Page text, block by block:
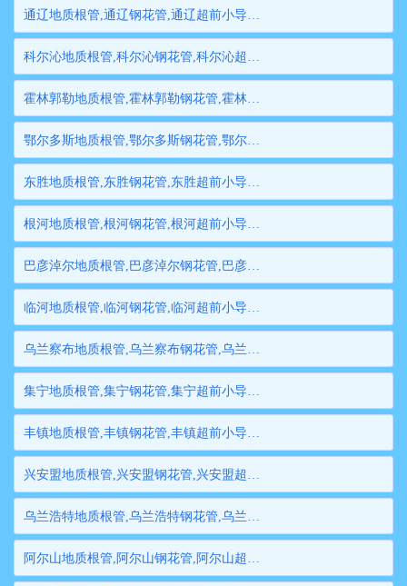
通辽地质根管,通辽钢花管,通辽超前小导管,通辽边坡支护管,通辽钢管桩,通辽隧道注浆管,通辽管棚管
科尔沁地质根管,科尔沁钢花管,科尔沁超前小导管,科尔沁边坡支护管,科尔沁钢管桩,科尔沁隧道注浆管,科尔沁管棚管
霍林郭勒地质根管,霍林郭勒钢花管,霍林郭勒超前小导管,霍林郭勒边坡支护管,霍林郭勒钢管桩,霍林郭勒隧道注浆管,霍林郭勒管棚管
鄂尔多斯地质根管,鄂尔多斯钢花管,鄂尔多斯超前小导管,鄂尔多斯边坡支护管,鄂尔多斯钢管桩,鄂尔多斯隧道注浆管,鄂尔多斯管棚管
东胜地质根管,东胜钢花管,东胜超前小导管,东胜边坡支护管,东胜钢管桩,东胜隧道注浆管,东胜管棚管
根河地质根管,根河钢花管,根河超前小导管,根河边坡支护管,根河钢管桩,根河隧道注浆管,根河管棚管
巴彦淖尔地质根管,巴彦淖尔钢花管,巴彦淖尔超前小导管,巴彦淖尔边坡支护管,巴彦淖尔钢管桩,巴彦淖尔隧道注浆管,巴彦淖尔管棚管
临河地质根管,临河钢花管,临河超前小导管,临河边坡支护管,临河钢管桩,临河隧道注浆管,临河管棚管
乌兰察布地质根管,乌兰察布钢花管,乌兰察布超前小导管,乌兰察布边坡支护管,乌兰察布钢管桩,乌兰察布隧道注浆管,乌兰察布管棚管
集宁地质根管,集宁钢花管,集宁超前小导管,集宁边坡支护管,集宁钢管桩,集宁隧道注浆管,集宁管棚管
丰镇地质根管,丰镇钢花管,丰镇超前小导管,丰镇边坡支护管,丰镇钢管桩,丰镇隧道注浆管,丰镇管棚管
兴安盟地质根管,兴安盟钢花管,兴安盟超前小导管,兴安盟边坡支护管,兴安盟钢管桩,兴安盟隧道注浆管,兴安盟管棚管
乌兰浩特地质根管,乌兰浩特钢花管,乌兰浩特超前小导管,乌兰浩特边坡支护管,乌兰浩特钢管桩,乌兰浩特隧道注浆管,乌兰浩特管棚管
阿尔山地质根管,阿尔山钢花管,阿尔山超前小导管,阿尔山边坡支护管,阿尔山钢管桩,阿尔山隧道注浆管,阿尔山管棚管